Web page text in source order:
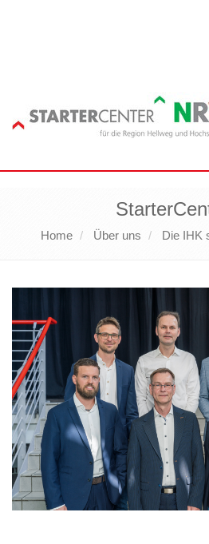
Home Über uns Die IHK